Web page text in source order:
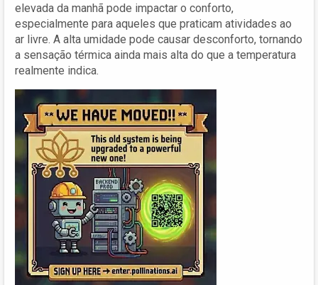
elevada da manhã pode impactar o conforto,
especialmente para aqueles que praticam atividades ao
ar livre. A alta umidade pode causar desconforto, tornando
a sensação térmica ainda mais alta do que a temperatura
realmente indica.